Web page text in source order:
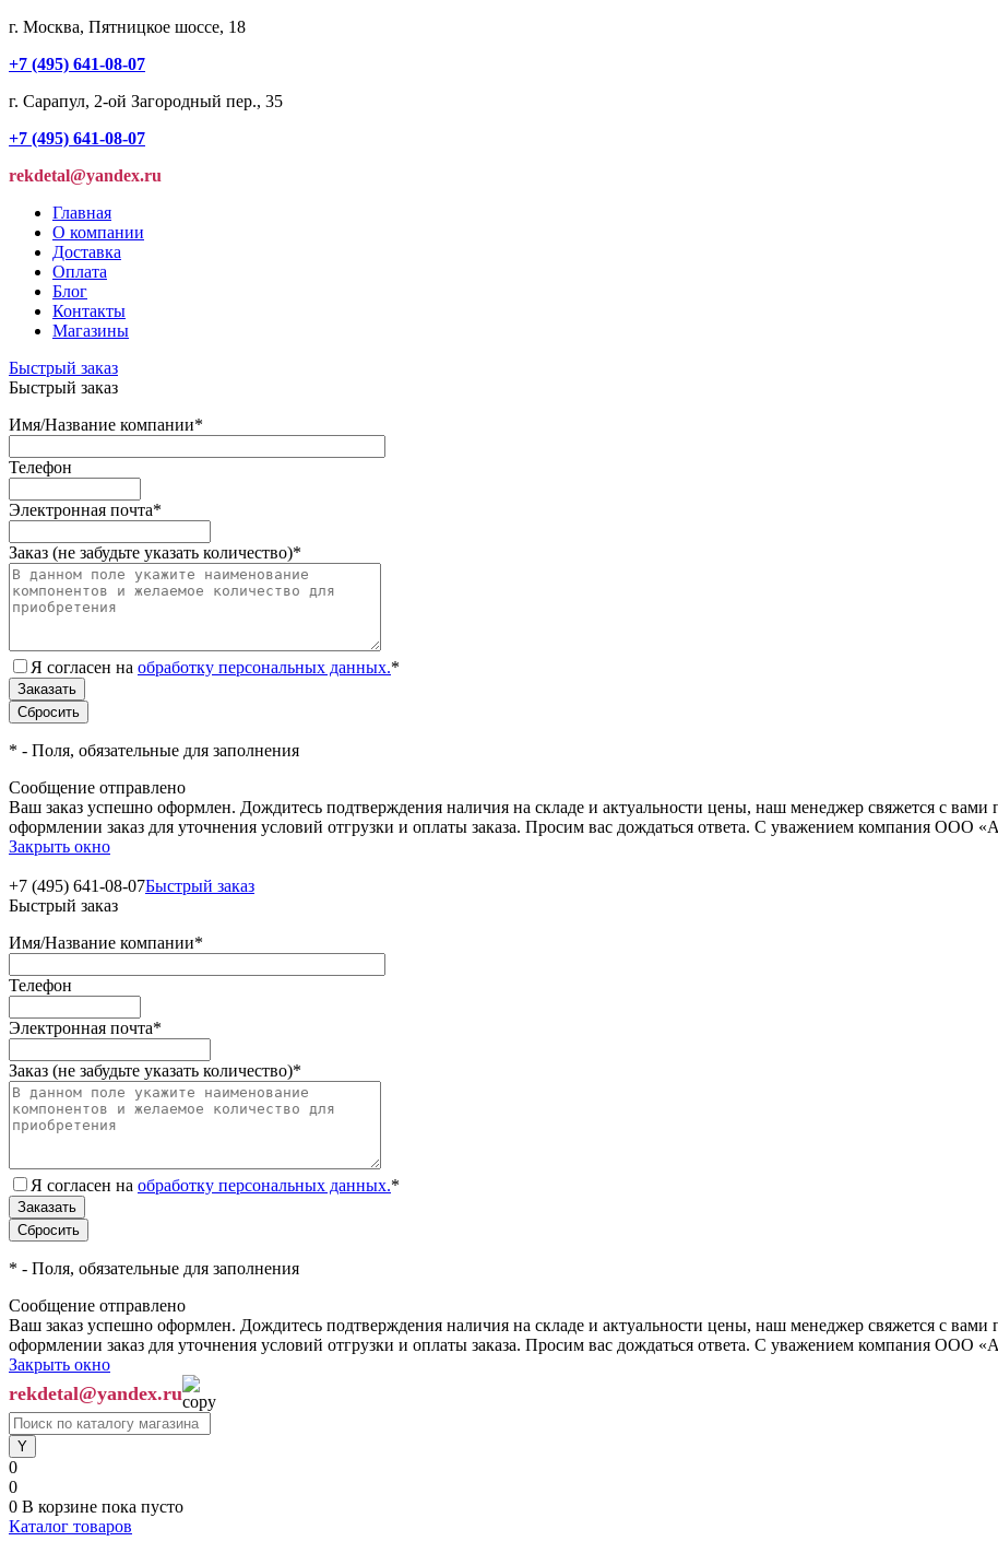
г. Москва, Пятницкое шоссе, 18
+7 (495) 641-08-07
г. Сарапул, 2-ой Загородный пер., 35
+7 (495) 641-08-07
rekdetal@yandex.ru
Главная
О компании
Доставка
Оплата
Блог
Контакты
Магазины
Быстрый заказ
Быстрый заказ
Имя/Название компании*
Телефон
Электронная почта*
Заказ (не забудьте указать количество)*
Я согласен на обработку персональных данных.*
* - Поля, обязательные для заполнения
Сообщение отправлено
Ваш заказ успешно оформлен. Дождитесь подтверждения наличия на складе и актуальности цены, наш менеджер свяжется с вами
оформлении заказ для уточнения условий отгрузки и оплаты заказа. Просим вас дождаться ответа. С уважением компания ООО
Закрыть окно
+7 (495) 641-08-07Быстрый заказ
Быстрый заказ
Имя/Название компании*
Телефон
Электронная почта*
Заказ (не забудьте указать количество)*
Я согласен на обработку персональных данных.*
* - Поля, обязательные для заполнения
Сообщение отправлено
Ваш заказ успешно оформлен. Дождитесь подтверждения наличия на складе и актуальности цены, наш менеджер свяжется с вами
оформлении заказ для уточнения условий отгрузки и оплаты заказа. Просим вас дождаться ответа. С уважением компания ООО
Закрыть окно
rekdetal@yandex.ru
0
0
0 В корзине пока пусто
Каталог товаров